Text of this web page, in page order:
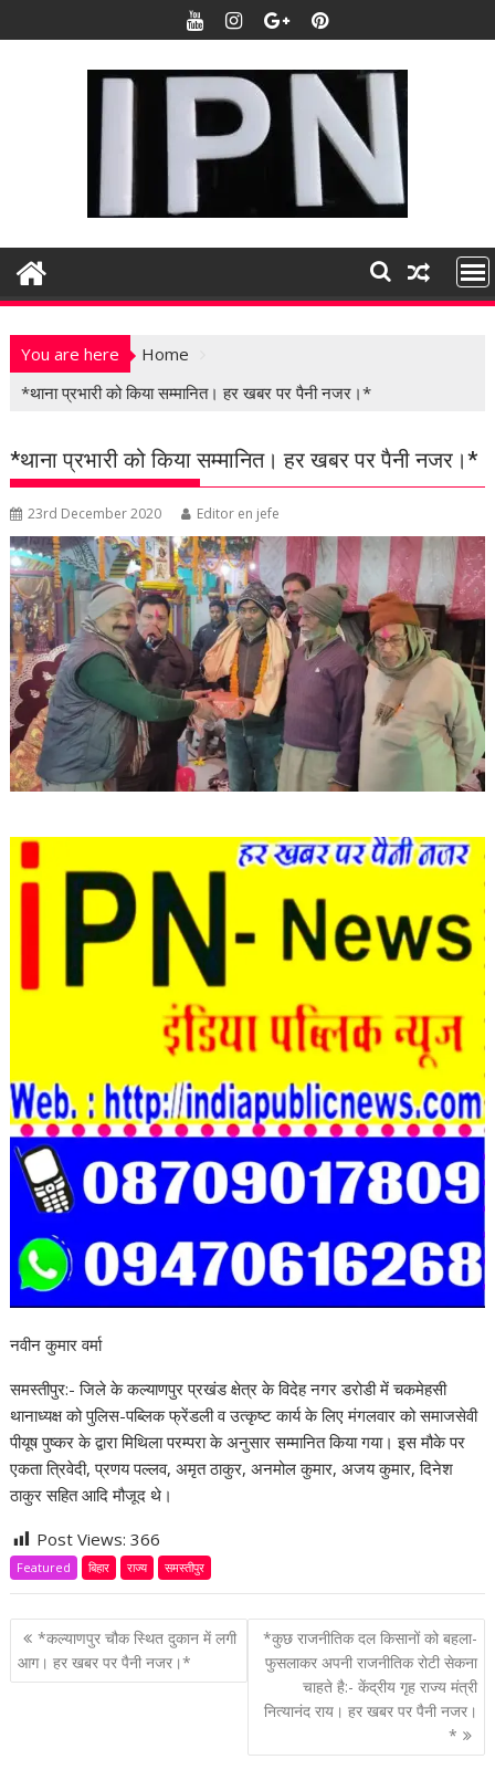
k
t
n
You are here
Home
*थाना प्रभारी को किया सम्मानित। हर खबर पर पैनी नजर।*
*थाना प्रभारी को किया सम्मानित। हर खबर पर पैनी नजर।*
23rd December 2020 Editor en jefe
नवीन कुमार वर्मा
समस्तीपुर:- जिले के कल्याणपुर प्रखंड क्षेत्र के विदेह नगर डरोडी में चकमेहसी
थानाध्यक्ष को पुलिस-पब्लिक फ्रेंडली व उत्कृष्ट कार्य के लिए मंगलवार को समाजसेवी
पीयूष पुष्कर के द्वारा मिथिला परम्परा के अनुसार सम्मानित किया गया। इस मौके पर
एकता त्रिवेदी, प्रणय पल्लव, अमृत ठाकुर, अनमोल कुमार, अजय कुमार, दिनेश
ठाकुर सहित आदि मौजूद थे।
Post Views:366
Featured बिहार राज्य समस्तीपुर
P
o
*कल्याणपुर चौक स्थित दुकान में लगी
आग। हर खबर पर पैनी नजर।*
*कुछ राजनीतिक दल किसानों को बहला-
फुसलाकर अपनी राजनीतिक रोटी सेकना
चाहते है:- केंद्रीय गृह राज्य मंत्री
नित्यानंद राय। हर खबर पर पैनी नजर।
*